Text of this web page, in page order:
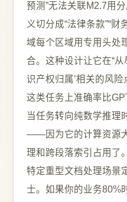
预测”无法关联M2.7用
义切分成“法律条款”“财
域每个区域用专用头处
合。这种设计让它在“从
识产权归属’相关的风
这类任务上准确率比
当任务转向纯数学推理
——因为它的计算资源
理和跨段落索引占用了
特定重型文档处理场景
士。如果你的业务80%